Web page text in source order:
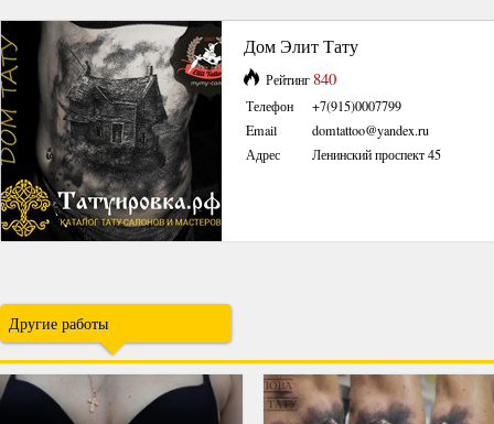
Дом Элит Тату
Рейтинг840
Телефон
+7(915)0007799
Email
domtattoo@yandex.ru
Адрес
Ленинский проспект 45
Другие работы